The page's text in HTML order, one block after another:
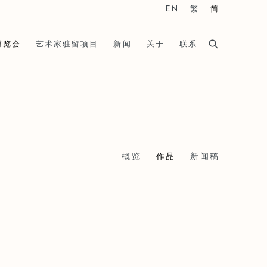
览会 艺术家驻留项目 新闻 关于 联系
EN 繁 简
概览 作品 新闻稿